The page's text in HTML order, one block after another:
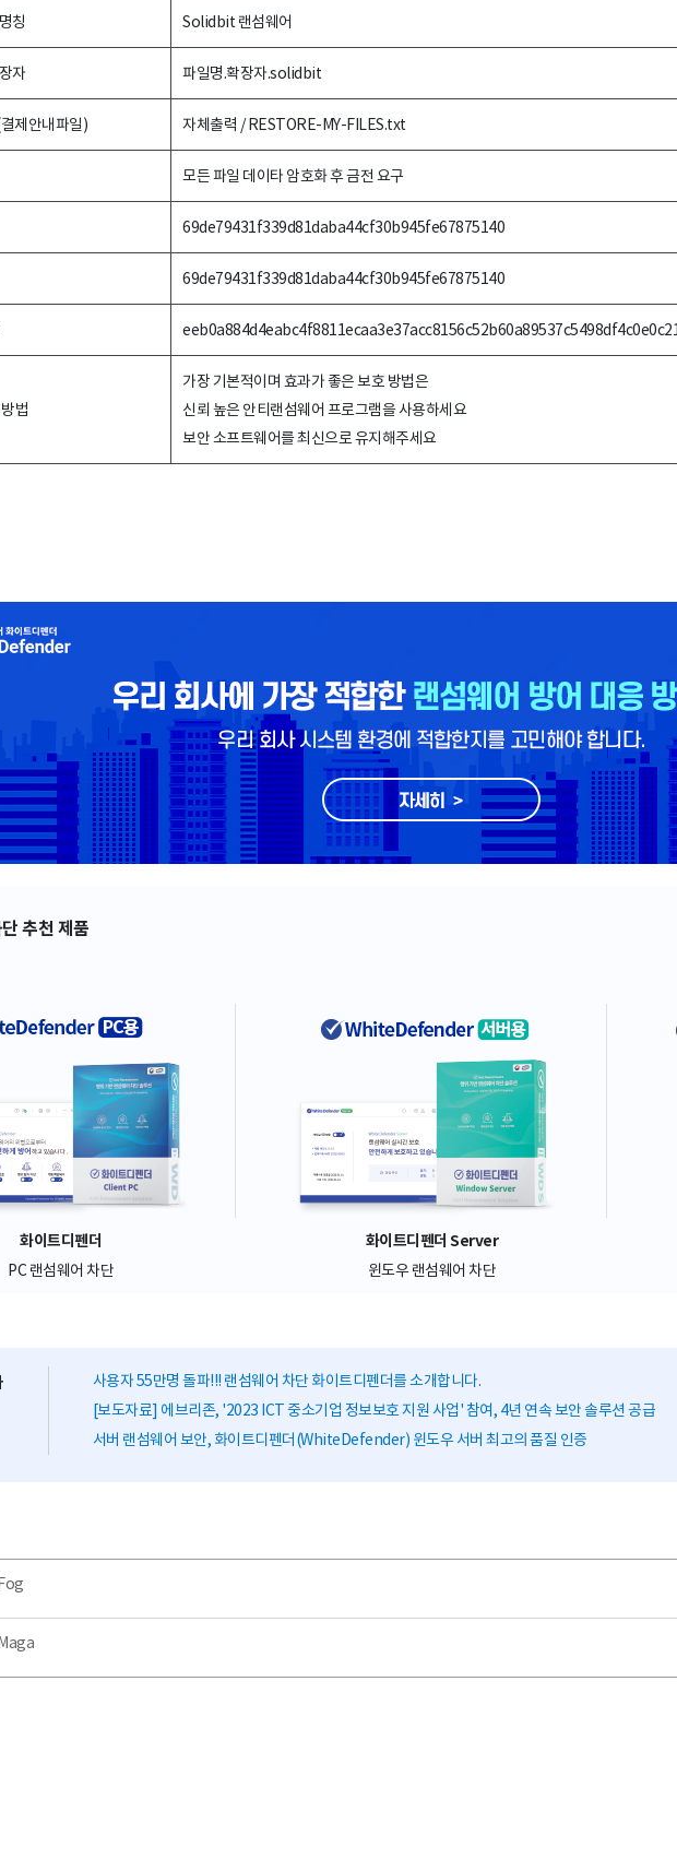
칭 Solidbit 랜섬웨어
자 파일명.확장자.solidbit
제안내파일) 자체출력 / RESTORE-MY-FILES.txt
모든 파일 데이타 암호화 후 금전 요구
69de79431f339d81daba44cf30b945fe67875140
69de79431f339d81daba44cf30b945fe67875140
법
가장 기본적이며 효과가 좋은 보호 방법은
신뢰 높은 안티랜섬웨어 프로그램을 사용하세요
보안 소프트웨어를 최신으로 유지해주세요
추천 제품
화이트디펜더
PC 랜섬웨어 차단
화이트디펜더 Server
윈도우 랜섬웨어 차단
사용자 55만명 돌파!!! 랜섬웨어 차단 화이트디펜더를 소개합니다.
[보도자료] 에브리존, '2023 ICT 중소기업 정보보호 지원 사업' 참여, 4년 연속 보안 솔루션 공급
서버 랜섬웨어 보안, 화이트디펜더(WhiteDefender) 윈도우 서버 최고의 품질 인증